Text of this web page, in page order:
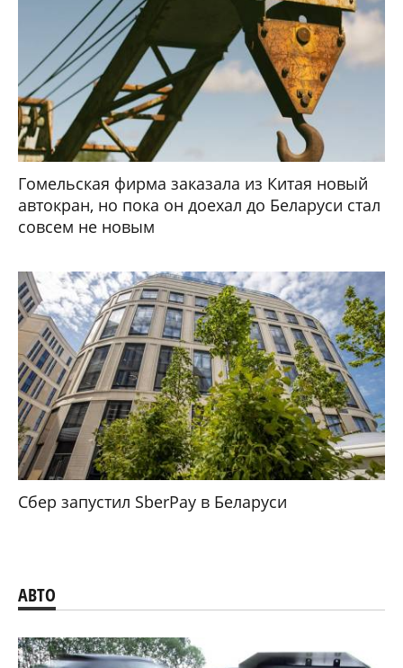
Гомельская фирма заказала из Китая новый
автокран, но пока он доехал до Беларуси стал
совсем не новым
Сбер запустил SberPay в Беларуси
АВТО